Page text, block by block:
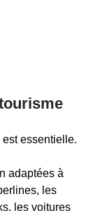
essentielle.
adaptées à
les
les voitures